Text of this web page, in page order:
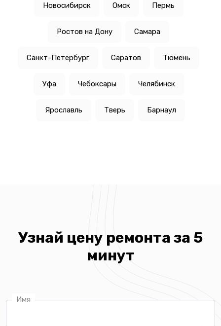
Новосибирск Омск Пермь
Ростов на Дону Самара
Санкт-Петербург Саратов Тюмень
Уфа Чебоксары Челябинск
Ярославль Тверь Барнаул
Узнай цену ремонта за 5
минут
Имя